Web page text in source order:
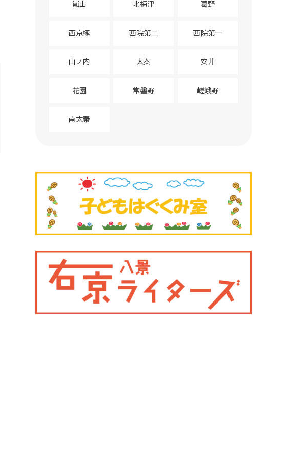
嵐山 北梅津 葛野
西京極 西院第二 西院第一
山ノ内 太秦 安井
花園 常磐野 嵯峨野
南太秦